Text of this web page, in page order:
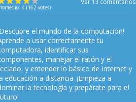
4 (162 votes)
Ver 13 comentarios
el mundo de la computación!
a usar correctamente tu
identificar sus
manejar el ratón y el
y entender lo básico de Internet y
educación a distancia. ¡Empieza a
la tecnología y prepárate para el